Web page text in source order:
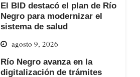
El BID destacó el plan de Río
Negro para modernizar el
sistema de salud
agosto 9, 2026
Río Negro avanza en la
digitalización de trámites